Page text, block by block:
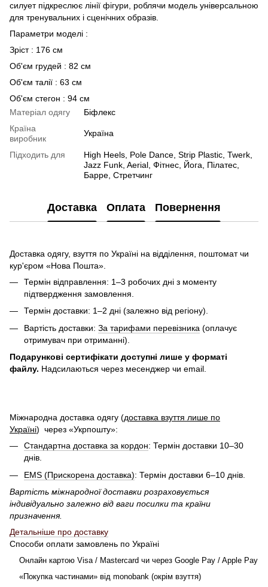
силует підкреслює лінії фігури, роблячи модель універсальною
для тренувальних і сценічних образів.
Параметри моделі :
Зріст : 176 см
Об'єм грудей : 82 см
Об'єм талії : 63 см
Об'єм стегон : 94 см
Матеріал одягу
Біфлекс
Країна
виробник
Україна
Підходить для
High Heels, Pole Dance, Strip Plastic, Twerk,
Jazz Funk, Aerial, Фітнес, Йога, Пілатес,
Барре, Стретчинг
Доставка Оплата Повернення
Доставка одягу, взуття по Україні на відділення, поштомат чи
кур'єром «Нова Пошта».
Термін відправлення: 1–3 робочих дні з моменту
підтвердження замовлення.
Термін доставки: 1–2 дні (залежно від регіону).
Вартість доставки: За тарифами перевізника (оплачує
отримувач при отриманні).
Подарункові сертифікати доступні лише у форматі
файлу. Надсилаються через месенджер чи email.
Міжнародна доставка одягу (доставка взуття лише по
Україні) через «Укрпошту»:
Стандартна доставка за кордон: Термін доставки 10–30
днів.
EMS (Прискорена доставка): Термін доставки 6–10 днів.
Вартість міжнародної доставки розраховується
індивідуально залежно від ваги посилки та країни
призначення.
Детальніше про доставку
Способи оплати замовлень по Україні
Онлайн картою Visa / Mastercard чи через Google Pay / Apple Pay
«Покупка частинами» від monobank (окрім взуття)